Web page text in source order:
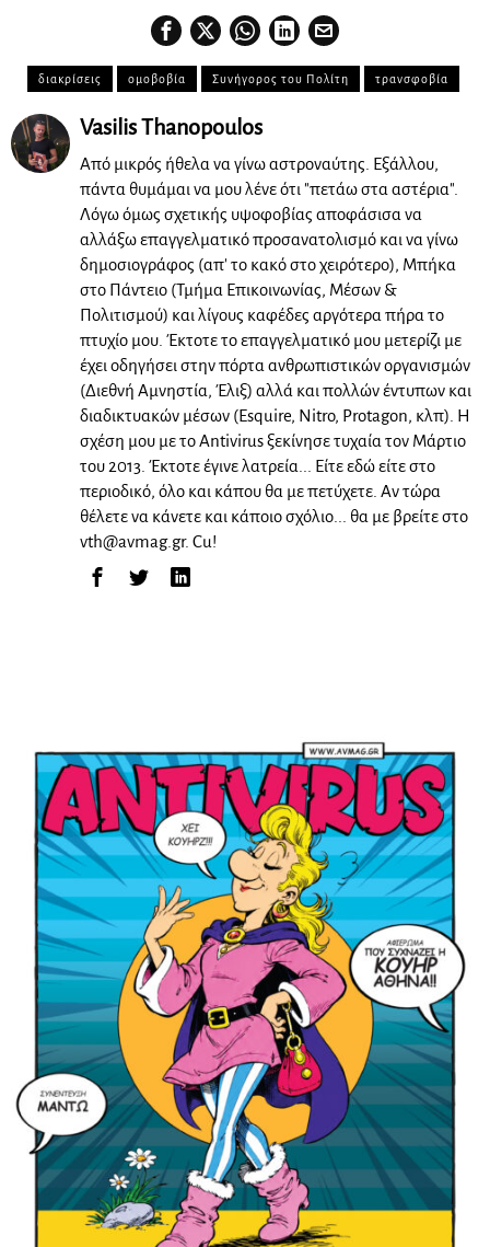
διακρίσεις ομοβοβία Συνήγορος του Πολίτη τρανσφοβία
Vasilis Thanopoulos
Από μικρός ήθελα να γίνω αστροναύτης. Εξάλλου,
πάντα θυμάμαι να μου λένε ότι "πετάω στα αστέρια".
Λόγω όμως σχετικής υψοφοβίας αποφάσισα να
αλλάξω επαγγελματικό προσανατολισμό και να γίνω
δημοσιογράφος (απ' το κακό στο χειρότερο), Μπήκα
στο Πάντειο (Τμήμα Επικοινωνίας, Μέσων &
Πολιτισμού) και λίγους καφέδες αργότερα πήρα το
πτυχίο μου. Έκτοτε το επαγγελματικό μου μετερίζι με
έχει οδηγήσει στην πόρτα ανθρωπιστικών οργανισμών
(Διεθνή Αμνηστία, Έλιξ) αλλά και πολλών έντυπων και
διαδικτυακών μέσων (Esquire, Nitro, Protagon, κλπ). Η
σχέση μου με το Antivirus ξεκίνησε τυχαία τον Μάρτιο
του 2013. Έκτοτε έγινε λατρεία... Είτε εδώ είτε στο
περιοδικό, όλο και κάπου θα με πετύχετε. Αν τώρα
θέλετε να κάνετε και κάποιο σχόλιο... θα με βρείτε στο
vth@avmag.gr. Cu!